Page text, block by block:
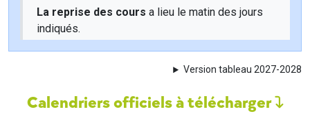
La reprise des cours a lieu le matin des jours
indiqués.
Version tableau 2027-2028
Calendriers officiels à télécharger